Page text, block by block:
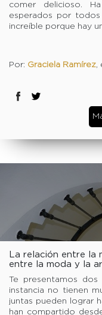
comer delicioso.
esperados por
increíble porque hay
Por: Graciela Ramírez,
La relación entre la
entre la moda y la
Te presentamos
instancia no tienen
juntas pueden lograr
han compartido